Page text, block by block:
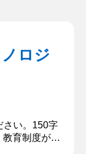
ロジ
さい。150字
育制度が充